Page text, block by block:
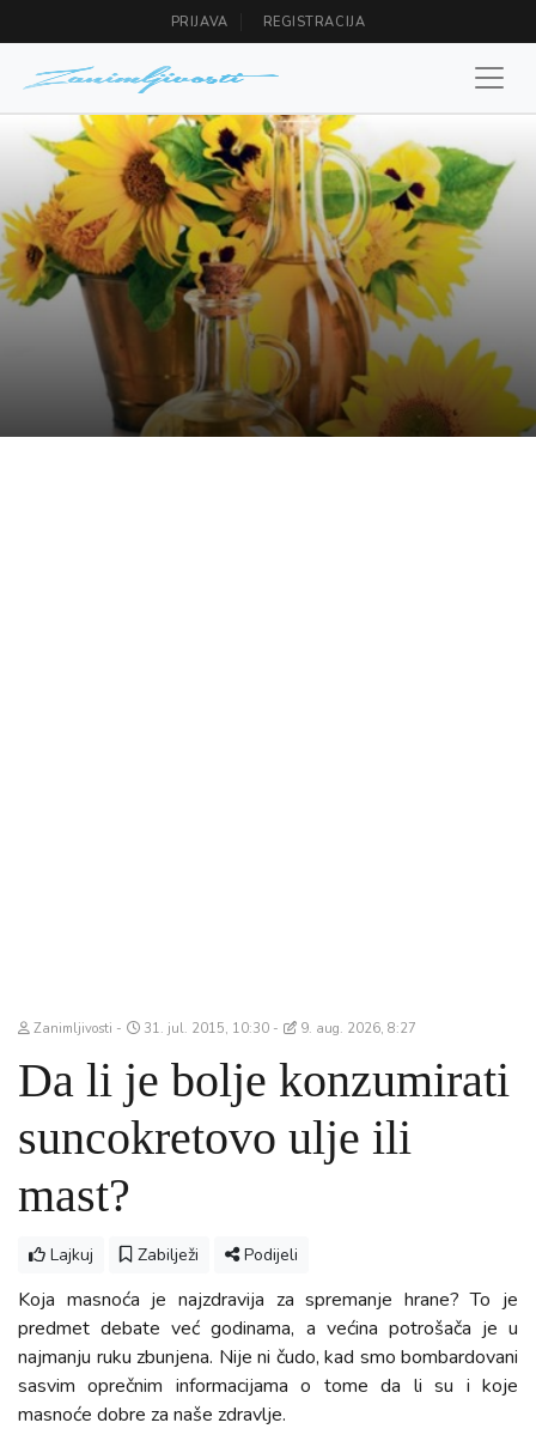
PRIJAVA REGISTRACIJA
Zanimljivosti 31. jul. 2015, 10:30 9. aug. 2026, 8:27
Da li je bolje konzumirati
suncokretovo ulje ili
mast?
Lajkuj Zabilježi Podijeli
Koja masnoća je najzdravija za spremanje hrane? To je
predmet debate već godinama, a većina potrošača je u
najmanju ruku zbunjena. Nije ni čudo, kad smo bombardovani
sasvim oprečnim informacijama o tome da li su i koje
masnoće dobre za naše zdravlje.